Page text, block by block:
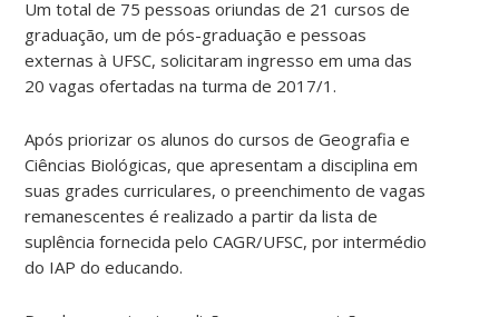
Um total de 75 pessoas oriundas de 21 cursos de
graduação, um de pós-graduação e pessoas
externas à UFSC, solicitaram ingresso em uma das
20 vagas ofertadas na turma de 2017/1.
Após priorizar os alunos do cursos de Geografia e
Ciências Biológicas, que apresentam a disciplina em
suas grades curriculares, o preenchimento de vagas
remanescentes é realizado a partir da lista de
suplência fornecida pelo CAGR/UFSC, por intermédio
do IAP do educando.